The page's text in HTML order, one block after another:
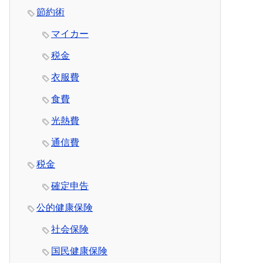
節約術
マイカー
税金
衣服費
食費
光熱費
通信費
税金
確定申告
公的健康保険
社会保険
国民健康保険